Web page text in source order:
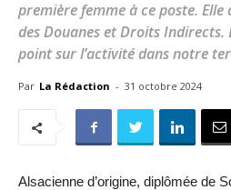
première femme à ce poste.
des Douanes et Droits Indirects.
point sur l’activité dans notre
Par La Rédaction - 31 octobre 2024
Alsacienne d’origine, diplômée de